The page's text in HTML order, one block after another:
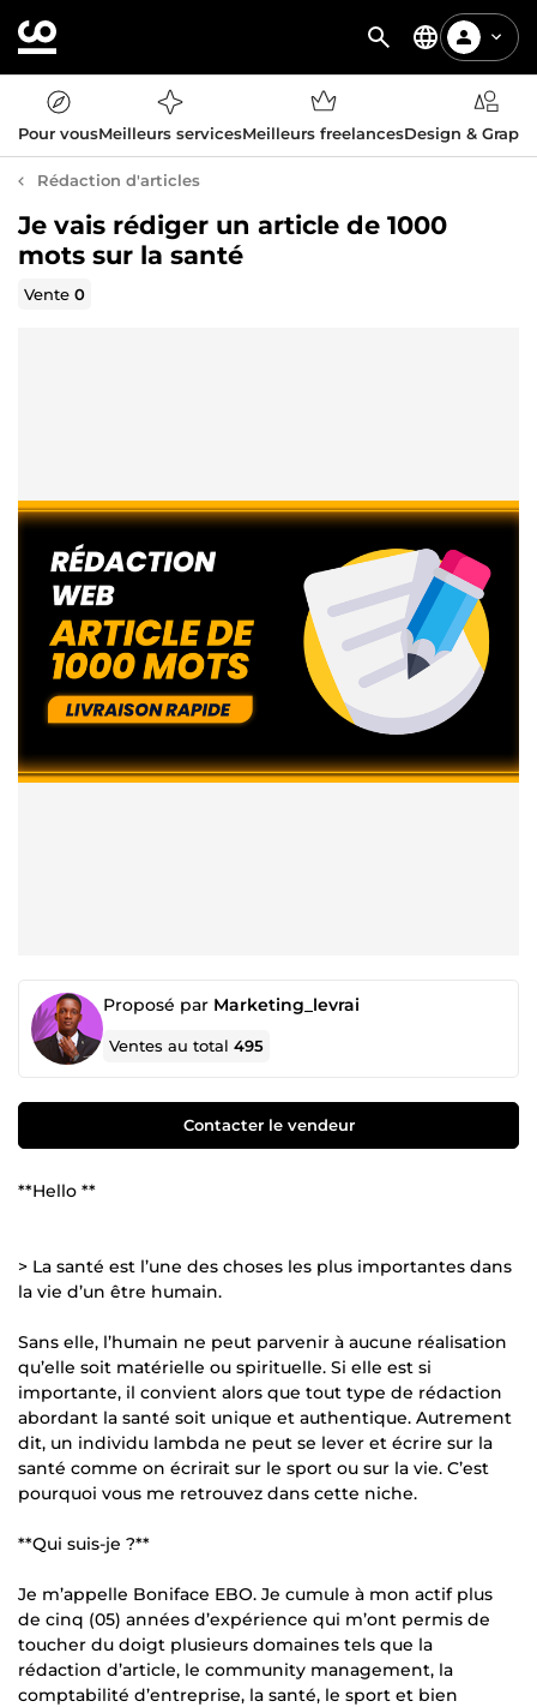
Pour vousMeilleurs servicesMeilleurs freelancesDesign &
Rédaction d'articles
Je vais rédiger un article de 1000
mots sur la santé
Vente0
Proposé par Marketing_levrai
Ventes au total495
Contacter le vendeur
**Hello **
> La santé est l’une des choses les plus importantes dans
la vie d’un être humain.
Sans elle, l’humain ne peut parvenir à aucune réalisation
qu’elle soit matérielle ou spirituelle. Si elle est si
importante, il convient alors que tout type de rédaction
abordant la santé soit unique et authentique. Autrement
dit, un individu lambda ne peut se lever et écrire sur la
santé comme on écrirait sur le sport ou sur la vie. C’est
pourquoi vous me retrouvez dans cette niche.
**Qui suis-je ?**
Je m’appelle Boniface EBO. Je cumule à mon actif plus
de cinq (05) années d’expérience qui m’ont permis de
toucher du doigt plusieurs domaines tels que la
rédaction d’article, le community management, la
comptabilité d’entreprise, la santé, le sport et bien